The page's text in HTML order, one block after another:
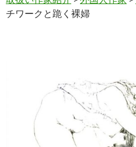
チワークと跪く裸婦